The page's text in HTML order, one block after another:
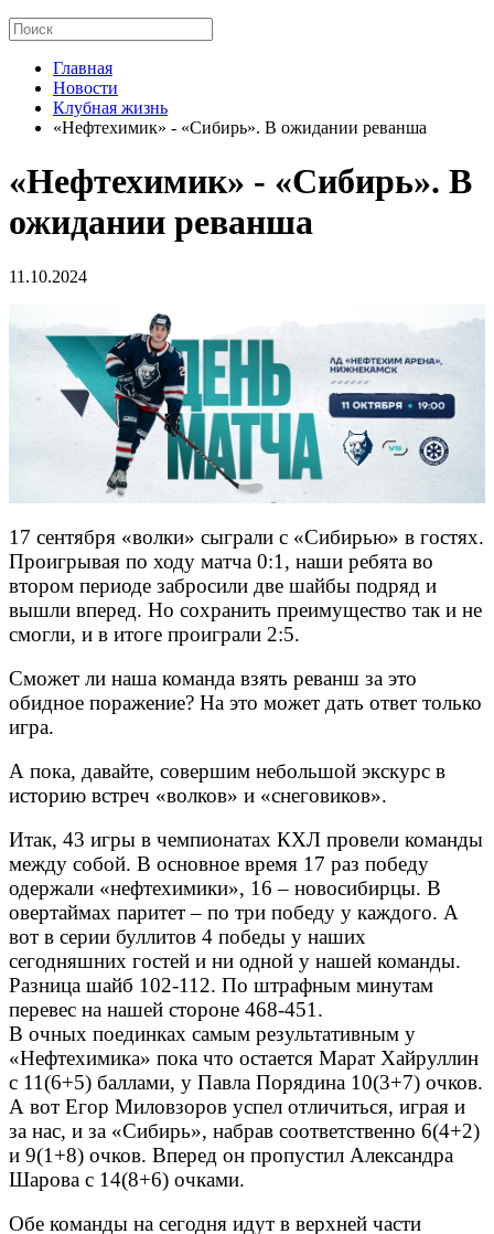
Главная
Новости
Клубная жизнь
«Нефтехимик» - «Сибирь». В ожидании реванша
«Нефтехимик» - «Сибирь». В
ожидании реванша
11.10.2024
17 сентября «волки» сыграли с «Сибирью» в гостях.
Проигрывая по ходу матча 0:1, наши ребята во
втором периоде забросили две шайбы подряд и
вышли вперед. Но сохранить преимущество так и не
смогли, и в итоге проиграли 2:5.
Сможет ли наша команда взять реванш за это
обидное поражение? На это может дать ответ только
игра.
А пока, давайте, совершим небольшой экскурс в
историю встреч «волков» и «снеговиков».
Итак, 43 игры в чемпионатах КХЛ провели команды
между собой. В основное время 17 раз победу
одержали «нефтехимики», 16 – новосибирцы. В
овертаймах паритет – по три победу у каждого. А
вот в серии буллитов 4 победы у наших
сегодняшних гостей и ни одной у нашей команды.
Разница шайб 102-112. По штрафным минутам
перевес на нашей стороне 468-451.
В очных поединках самым результативным у
«Нефтехимика» пока что остается Марат Хайруллин
с 11(6+5) баллами, у Павла Порядина 10(3+7) очков.
А вот Егор Миловзоров успел отличиться, играя и
за нас, и за «Сибирь», набрав соответственно 6(4+2)
и 9(1+8) очков. Вперед он пропустил Александра
Шарова с 14(8+6) очками.
Обе команды на сегодня идут в верхней части